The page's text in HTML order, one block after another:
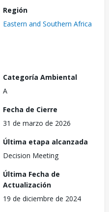
Región
Eastern and Southern Africa
Categoría Ambiental
A
Fecha de Cierre
31 de marzo de 2026
Última etapa alcanzada
Decision Meeting
Última Fecha de
Actualización
19 de diciembre de 2024